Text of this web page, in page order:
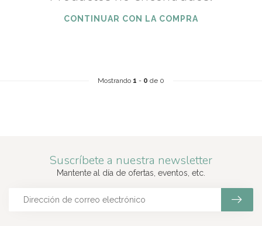
CONTINUAR CON LA COMPRA
Mostrando 1 - 0 de 0
Suscríbete a nuestra newsletter
Mantente al día de ofertas, eventos, etc.